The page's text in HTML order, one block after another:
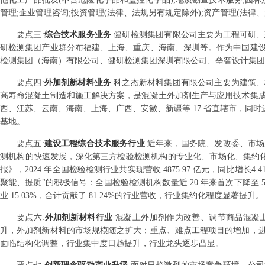
管理;企业管理咨询;投资管理(法律、法规另有规定除外);资产管理(法律
要点三 :综合技术服务业务健研检测集团有限公司主要为工程可研
研检测集团产业群分布福建、上海、重庆、海南、深圳等。作为中国
检测集团（海南）有限公司、健研检测集团深圳有限公司、垒智设计集
要点 四 :外加剂新材料业务科之杰新材料集团有限公司主要为建筑
高寿命混凝土制造和施工解决方案，是混凝土外加剂生产与应用技术
西、江苏、云南、海南、上海、广西、安徽、新疆等 17 省直辖市，同
基地。
要点五 :建设工程综合技术服务行业 近年来，国务院、发改委、市
测机构的快速发展，深化第三方检验检测机构的专业化、市场化、集
报》，2024 年全国检验检测行业共实现营收 4875.97 亿元，同比增长
聚能、提质"的积极信号：全国检验检测机构数量近 20 年来首次下降至
业 15.03%，合计贡献了 81.24%的行业营收，行业集约化程度显著提升。
要点六:外加剂新材料行业 混凝土外加剂作为改善、调节商品混凝
升，外加剂新材料的市场规模随之扩大；重点、难点工程项目的增加
面临结构化调整，行业集中度日趋提升，行业龙头逐步凸显。